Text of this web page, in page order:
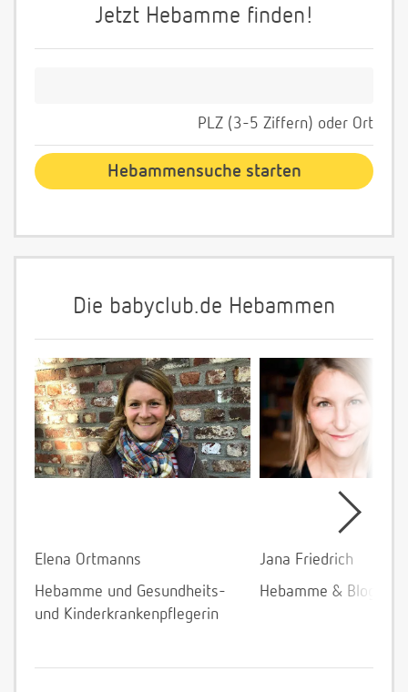
Jetzt Hebamme finden!
PLZ (3-5 Ziffern) oder Ort
Die babyclub.de Hebammen
Elena Ortmanns
Hebamme und Gesundheits-
und Kinderkrankenpflegerin
Jana Friedrich
Hebamme &